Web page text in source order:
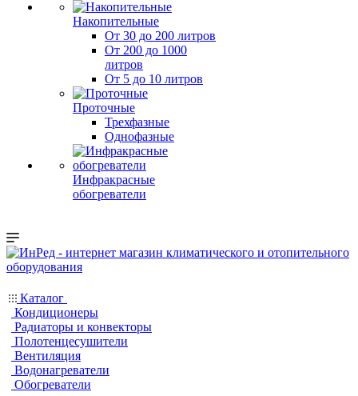
Накопительные
От 30 до 200 литров
От 200 до 1000
литров
От 5 до 10 литров
Проточные
Трехфазные
Однофазные
Инфракрасные
обогреватели
Каталог
Кондиционеры
Радиаторы и конвекторы
Полотенцесушители
Вентиляция
Водонагреватели
Обогреватели